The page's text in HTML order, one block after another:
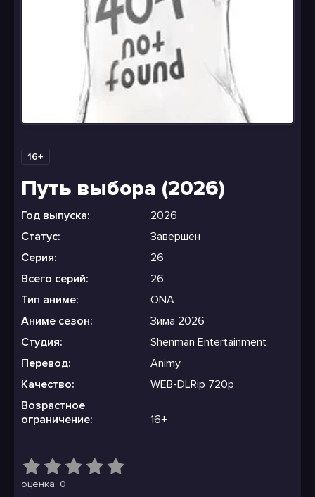
16+
Путь выбора (2026)
Год выпуска:
2026
Статус:
Завершён
Серия:
26
Всего серий:
26
Тип аниме:
ONA
Аниме сезон:
Зима 2026
Студия:
Shenman Entertainment
Перевод:
Animy
Качество:
WEB-DLRip 720p
Возрастное
ограничение:
16+
оценка: 0